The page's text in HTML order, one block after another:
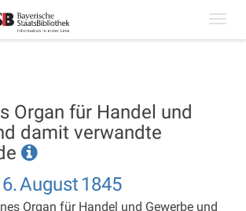
Organ für Handel und
damit verwandte
August 1845
Organ für Handel und Gewerbe und